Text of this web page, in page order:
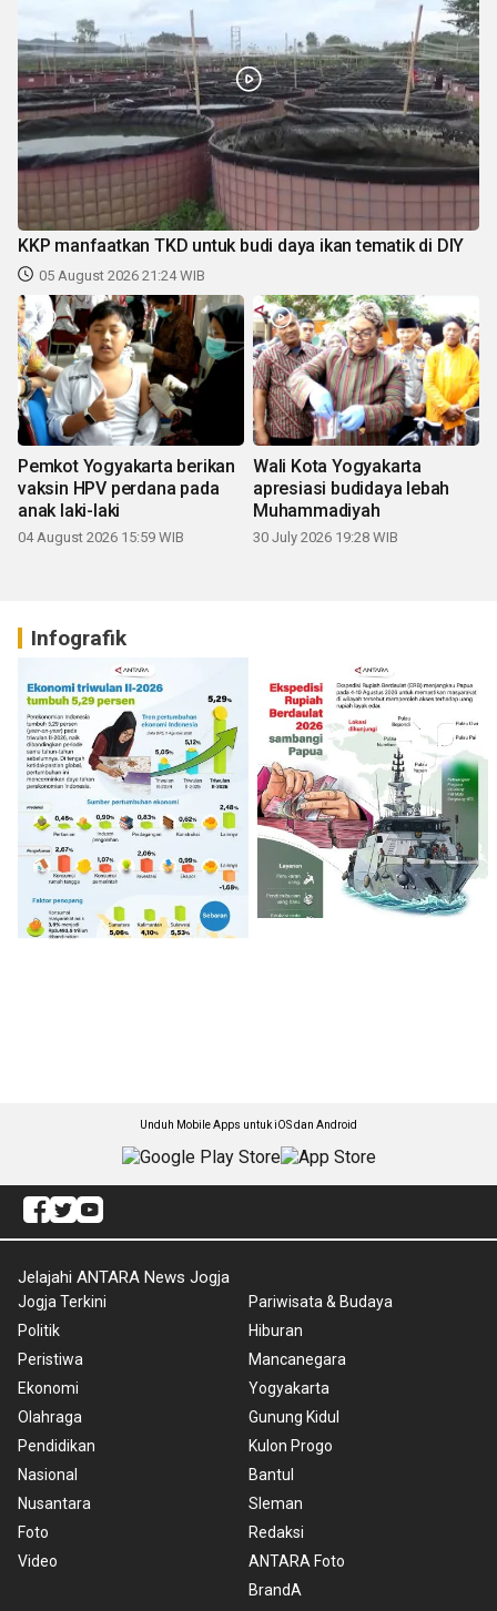
KKP manfaatkan TKD untuk budi daya ikan tematik di DIY
05 August 2026 21:24 WIB
Pemkot Yogyakarta berikan
vaksin HPV perdana pada
anak laki-laki
04 August 2026 15:59 WIB
Wali Kota Yogyakarta
apresiasi budidaya lebah
Muhammadiyah
30 July 2026 19:28 WIB
Infografik
Unduh Mobile Apps untuk iOS dan Android
Jelajahi ANTARA News Jogja
Jogja Terkini
Politik
Peristiwa
Ekonomi
Olahraga
Pendidikan
Nasional
Nusantara
Foto
Video
Pariwisata & Budaya
Hiburan
Mancanegara
Yogyakarta
Gunung Kidul
Kulon Progo
Bantul
Sleman
Redaksi
ANTARA Foto
BrandA